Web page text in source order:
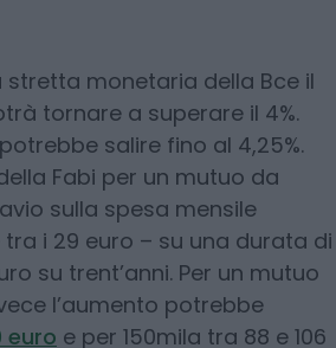
monetaria della Bce il
tornare a superare il 4%.
salire fino al 4,25%.
Fabi per un mutuo da
sulla spesa mensile
i 29 euro – su una durata di
su trent’anni. Per un mutuo